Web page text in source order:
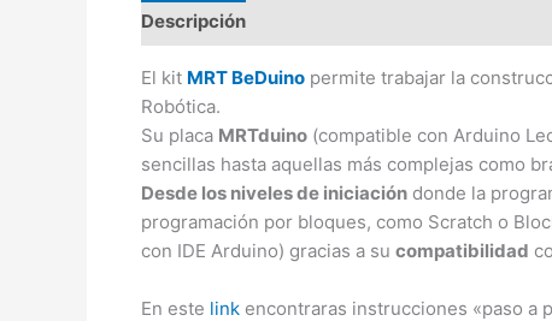
Descripción
El kit MRT BeDuino permite trabajar la
Robótica.
Su placa MRTduino (compatible con Arduino
sencillas hasta aquellas más complejas como
Desde los niveles de iniciación donde la
programación por bloques, como Scratch o
con IDE Arduino) gracias a su compatibilidad
En este link encontraras instrucciones «paso a